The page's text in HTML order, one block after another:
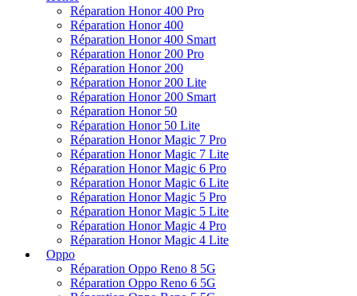
Réparation Honor Magic 7 Pro
Réparation Honor Magic 7 Lite
Réparation Honor Magic 6 Pro
Réparation Honor Magic 6 Lite
Réparation Honor Magic 5 Pro
Réparation Honor Magic 5 Lite
Réparation Honor Magic 4 Pro
Réparation Honor Magic 4 Lite
Oppo
Réparation Oppo Reno 8 5G
Réparation Oppo Reno 6 5G
Réparation Oppo Reno 5 5G
Réparation Oppo Reno 2Z
Réparation Oppo Reno 2
Réparation Oppo Find X3 Pro
Réparation Oppo Find X3 Neo
Réparation Oppo Find X3 Lite
Réparation Oppo Find X2 Pro
Réparation Oppo Find X2 Neo
Réparation Oppo Find X2 Lite